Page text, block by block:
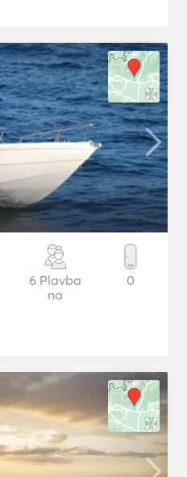
6 Plavba
na
0